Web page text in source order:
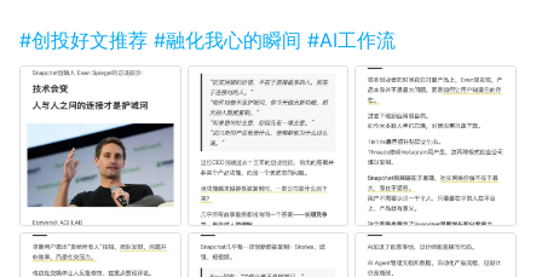
#创投好文推荐 #融化我心的瞬间 #AI工作流